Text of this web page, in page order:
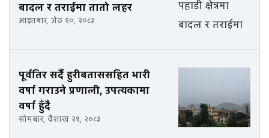
बादल र तराईमा तातो लहर
आइतबार, जेठ १०, २०८३
पूर्वतिर सर्दै हुरीबताससहित भारी
वर्षा गराउने प्रणाली, उपत्यकामा
वर्षा हुँदै
सोमबार, वैशाख २१, २०८३